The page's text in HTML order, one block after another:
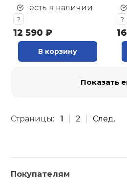
есть в наличии
?
12 590 ₽
В корзину
?
Показать
Страницы: 1 2 След.
Покупателям